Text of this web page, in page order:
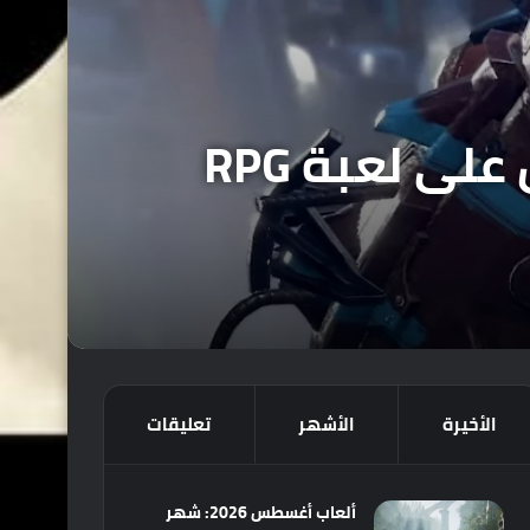
رئيس استديو InXile Entertainment : نحن نعمل على لعبة RPG
الأخيرة الأشهر تعليقات
ألعاب أغسطس 2026: شهر